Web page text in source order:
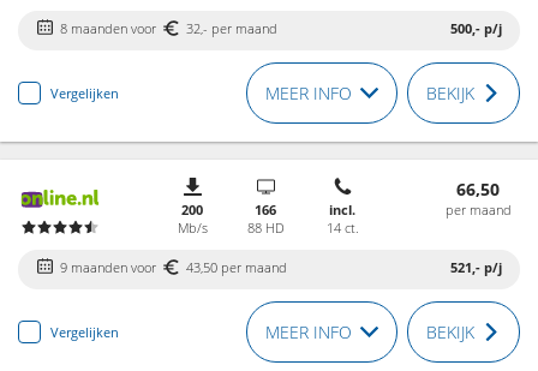
8 maanden voor 32,- per maand 500,- p/j
Vergelijken MEER INFO BEKIJK
200
Mb/s
166
88 HD
incl.
14 ct.
66,50
per maand
9 maanden voor 43,50 per maand 521,- p/j
Vergelijken MEER INFO BEKIJK